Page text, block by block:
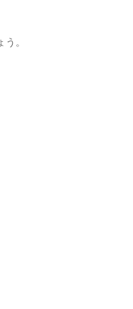
。